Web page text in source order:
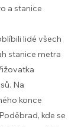
a stanice
lidé všech
stanice metra
Na
konce
kde se